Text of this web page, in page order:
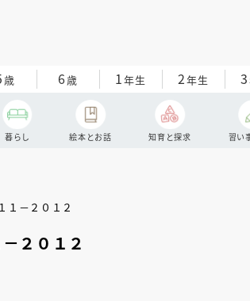
歳 6歳 1年生 2年生 3
暮らし 絵本とお話 知育と探求 習い
２０１２